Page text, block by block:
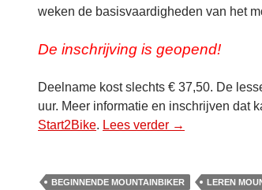
weken de basisvaardigheden van het
De inschrijving is geopend!
Deelname kost slechts € 37,50. De
uur. Meer informatie en inschrijven dat
Start2Bike. Lees verder Fiets-Fit heet
→
BEGINNENDE MOUNTAINBIKER
LEREN